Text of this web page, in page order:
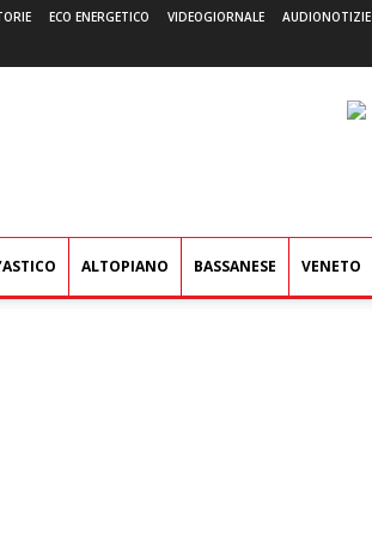
ECO ENERGETICO VIDEOGIORNALE AUDIONOTIZIE
ALTOPIANO BASSANESE VENETO